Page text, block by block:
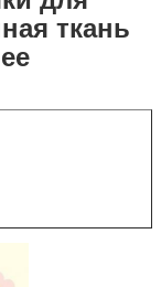
ткань